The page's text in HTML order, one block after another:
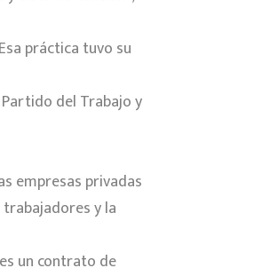
práctica tuvo su
del Trabajo y
empresas privadas
y la
un contrato de